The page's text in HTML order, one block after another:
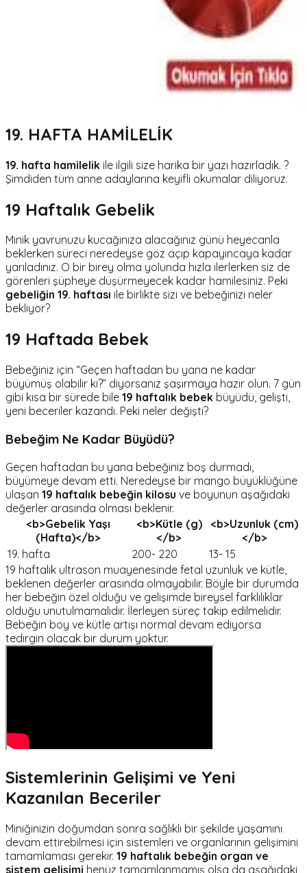
19. HAFTA HAMİLELİK
19. hafta hamilelik ile ilgili size harika bir yazı hazırladık. ?
Şimdiden tüm anne adaylarına keyifli okumalar diliyoruz.
19 Haftalık Gebelik
Minik yavrunuzu kucağınıza alacağınız günü heyecanla
beklerken süreci neredeyse göz açıp kapayıncaya kadar
yarıladınız. O bir birey olma yolunda hızla ilerlerken siz de
görenleri şüpheye düşürmeyecek kadar hamilesiniz. Peki
gebeliğin 19. haftası ile birlikte sizi ve bebeğinizi neler
bekliyor?
19 Haftada Bebek
Bebeğiniz için “Geçen haftadan bu yana ne kadar
büyümüş olabilir ki?” diyorsanız şaşırmaya hazır olun. 7 gün
gibi kısa bir sürede bile 19 haftalık bebek büyüdü, gelişti,
yeni beceriler kazandı. Peki neler değişti?
Bebeğim Ne Kadar Büyüdü?
Geçen haftadan bu yana bebeğiniz boş durmadı,
büyümeye devam etti. Neredeyse bir mango büyüklüğüne
ulaşan 19 haftalık bebeğin kilosu ve boyunun aşağıdaki
değerler arasında olması beklenir.
<b>Gebelik Yaşı
(Hafta)</b>
<b>Kütle (g)
</b>
<b>Uzunluk (cm)
</b>
19. hafta
200- 220
13- 15
19 haftalık ultrason muayenesinde fetal uzunluk ve kütle,
beklenen değerler arasında olmayabilir. Böyle bir durumda
her bebeğin özel olduğu ve gelişimde bireysel farklılıklar
olduğu unutulmamalıdır. İlerleyen süreç takip edilmelidir.
Bebeğin boy ve kütle artışı normal devam ediyorsa
tedirgin olacak bir durum yoktur.
Sistemlerinin Gelişimi ve Yeni
Kazanılan Beceriler
Miniğinizin doğumdan sonra sağlıklı bir şekilde yaşamını
devam ettirebilmesi için sistemleri ve organlarının gelişimini
tamamlaması gerekir. 19 haftalık bebeğin organ ve
sistem gelişimi henüz tamamlanmamış olsa da aşağıdaki